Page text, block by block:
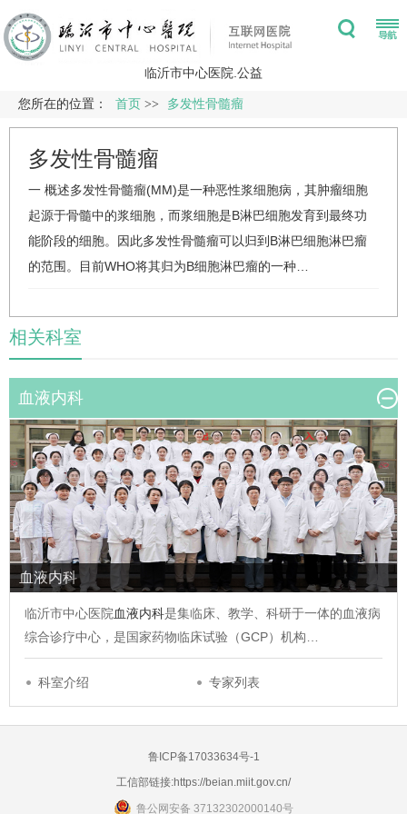
临沂市中心医院.公益
您所在的位置： 首页 >> 多发性骨髓瘤
多发性骨髓瘤
一 概述多发性骨髓瘤(MM)是一种恶性浆细胞病，其肿瘤细胞
起源于骨髓中的浆细胞，而浆细胞是B淋巴细胞发育到最终功
能阶段的细胞。因此多发性骨髓瘤可以归到B淋巴细胞淋巴瘤
的范围。目前WHO将其归为B细胞淋巴瘤的一种…
相关科室
血液内科
血液内科
临沂市中心医院血液内科是集临床、教学、科研于一体的血液病
综合诊疗中心，是国家药物临床试验（GCP）机构…
科室介绍 专家列表
鲁ICP备17033634号-1
工信部链接:https://beian.miit.gov.cn/
鲁公网安备 37132302000140号